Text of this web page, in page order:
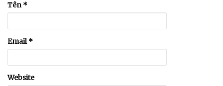
Tên*
Email*
Website